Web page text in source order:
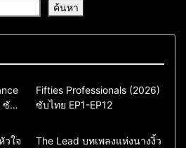
ค้นหา
ซับ
Action & Adventure
Comedy
Drama
ซีรี่ย์เกาหลีซับไทย
Fifties Professionals (2026)
ซับไทย EP1-EP12
วใจ
Drama
ซีรี่ย์จีน
The Lead บทเพลงแห่งนางงิ้ว